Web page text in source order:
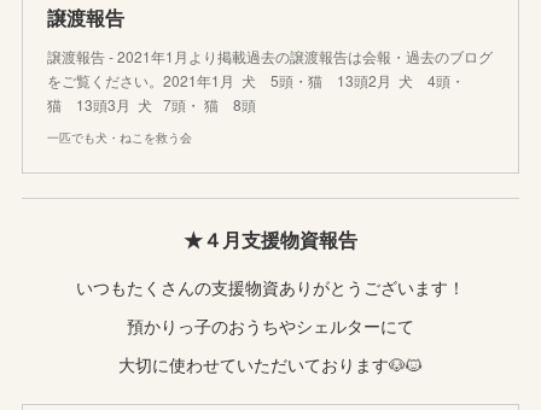
譲渡報告
譲渡報告 - 2021年1月より掲載過去の譲渡報告は会報・過去のブログ
をご覧ください。2021年1月 犬 5頭・猫 13頭2月 犬 4頭・
猫 13頭3月 犬 7頭・ 猫 8頭
一匹でも犬・ねこを救う会
★４月支援物資報告
いつもたくさんの支援物資ありがとうございます！
預かりっ子のおうちやシェルターにて
大切に使わせていただいております🐶🐱